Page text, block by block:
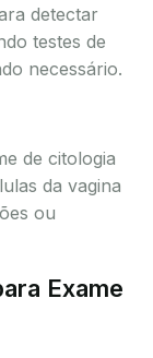
detectar
testes de
necessário.
de citologia
da vagina
ou
Exame